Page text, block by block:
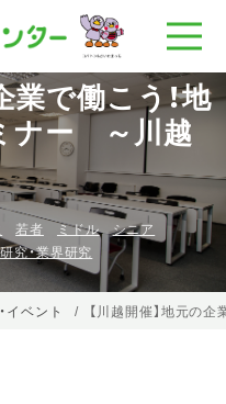
業で働こう！地
ナー ～川越
若者 ミドル
シニア
究・業界研究
イベント 【川越開催】地元の